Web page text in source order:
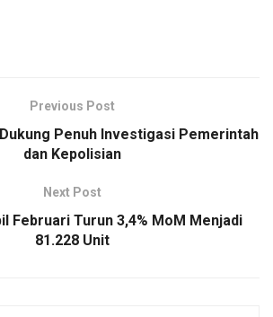
Previous Post
Penuh Investigasi Pemerintah
dan Kepolisian
Next Post
Februari Turun 3,4% MoM Menjadi
81.228 Unit